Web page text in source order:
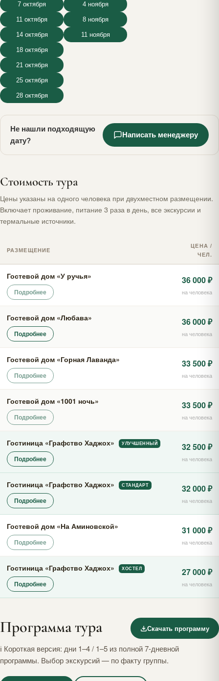
7 октября
11 октября
14 октября
18 октября
21 октября
25 октября
28 октября
4 ноября
8 ноября
11 ноября
Не нашли подходящую
дату?
Написать менеджеру
Стоимость тура
Цены указаны на одного человека при двухместном размещении.
Включает проживание, питание 3 раза в день, все экскурсии и
термальные источники.
РАЗМЕЩЕНИЕ
ЦЕНА /
ЧЕЛ.
Гостевой дом «У ручья»
Подробнее
36 000 ₽
на человека
Гостевой дом «Любава»
Подробнее
36 000 ₽
на человека
Гостевой дом «Горная Лаванда»
Подробнее
33 500 ₽
на человека
Гостевой дом «1001 ночь»
Подробнее
33 500 ₽
на человека
Гостиница «Графство Хаджох» УЛУЧШЕННЫЙ
Подробнее
32 500 ₽
на человека
Гостиница «Графство Хаджох» СТАНДАРТ
Подробнее
32 000 ₽
на человека
Гостевой дом «На Аминовской»
Подробнее
31 000 ₽
на человека
Гостиница «Графство Хаджох» ХОСТЕЛ
Подробнее
27 000 ₽
на человека
Программа тура Скачать программу
ℹ Короткая версия: дни 1–4 / 1–5 из полной 7-дневной
программы. Выбор экскурсий — по факту группы.